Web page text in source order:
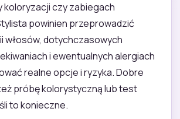
koloryzacji czy zabiegach
powinien przeprowadzić
włosów, dotychczasowych
i ewentualnych alergiach
realne opcje i ryzyka. Dobre
próbę kolorystyczną lub test
to konieczne.